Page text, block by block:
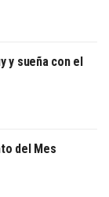
y sueña con el
del Mes